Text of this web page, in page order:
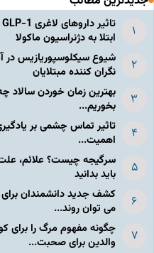
ابتلا به دژنراسیون ماکولا
شیوع سیکلوسپوریازیس در
نگران کننده مبتلایان
بهترین زمان خوردن سالاد
بخوریم...
تاثیر تماس چشمی بر
اهمیت...
سرگیجه چیست؟ علائم،
باید بدانید
کشف جدید دانشمندان
می توان روند...
چگونه مفهوم مرگ را برای
والدین برای صحبت...